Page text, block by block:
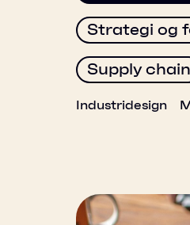
Strategi og
Supply chain
Industridesign